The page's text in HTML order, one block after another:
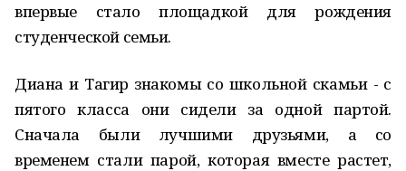
впервые стало площадкой для рождения
студенческой семьи.
Диана и Тагир знакомы со школьной скамьи - с
пятого класса они сидели за одной партой.
Сначала были лучшими друзьями, а со
временем стали парой, которая вместе растет,